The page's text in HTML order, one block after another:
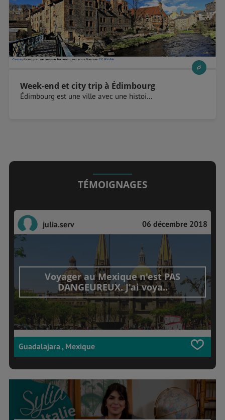
Week-end et city trip à Édimbourg
Édimbourg est une ville avec une histoi...
TÉMOIGNAGES
julia.serv 06 décembre 2018
Voyager au Mexique n'est PAS
DANGEUREUX. J'ai voya..
Guadalajara , Mexique